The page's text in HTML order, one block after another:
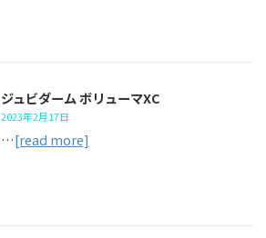
ジュビダーム ボリューマXC
2023年2月17日
…[read more]